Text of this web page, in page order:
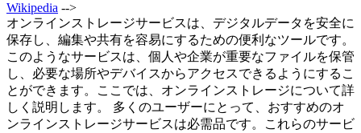
Wikipedia -->
オンラインストレージサービスは、デジタルデータを安全に
保存し、編集や共有を容易にするための便利なツールです。
このようなサービスは、個人や企業が重要なファイルを保管
し、必要な場所やデバイスからアクセスできるようにするこ
とができます。ここでは、オンラインストレージについて詳
しく説明します。 多くのユーザーにとって、おすすめのオ
ンラインストレージサービスは必需品です。これらのサービ